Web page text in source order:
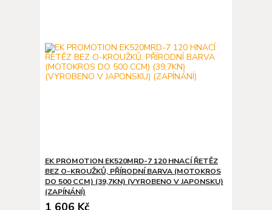
EK PROMOTION EK520MRD-7 120 HNACÍ ŘETĚZ
BEZ O-KROUŽKŮ, PŘÍRODNÍ BARVA (MOTOKROS
DO 500 CCM) (39,7KN) (VYROBENO V JAPONSKU)
(ZAPÍNÁNÍ)
1 606 Kč